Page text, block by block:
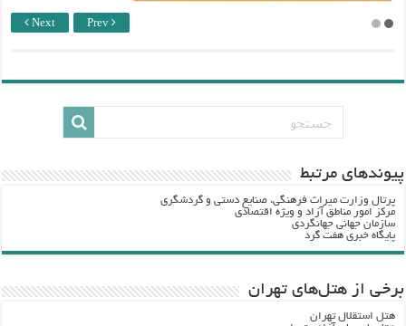
Next Prev
پيوندهاي مرتبط
پرتال وزارت ميراث فرهنگي، صنایع دستی و گردشگري
مرکز امور مناطق آزاد و ویژه اقتصادی
سازمان جهانی جهانگردی
پایگاه خبری هفت گرد
برخی از هتل‌های تهران
هتل استقلال تهران